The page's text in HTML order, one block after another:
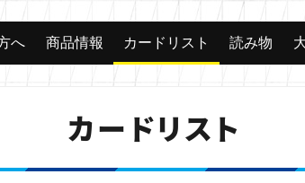
へ 商品情報 カードリスト 読み物
カードリスト